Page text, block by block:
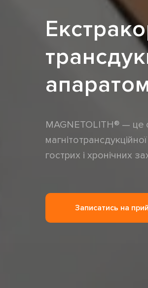
MAGNETOLITH® — це
гострих і хронічних
Записатись на